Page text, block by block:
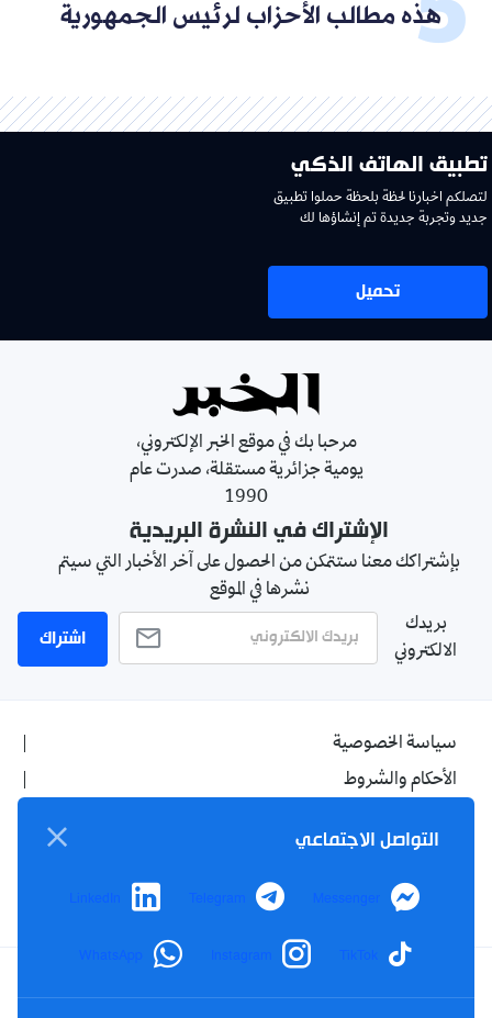
هذه مطالب الأحزاب لرئيس الجمهورية
تطبيق الهاتف الذكي
لتصلكم اخبارنا لحظة بلحظة حملوا تطبيق
جديد وتجربة جديدة تم إنشاؤها لك
تحميل
مرحبا بك في موقع الخبر الإلكتروني،
يومية جزائرية مستقلة، صدرت عام
1990
الإشتراك في النشرة البريدية
بإشتراكك معنا ستتمكن من الحصول على آخر الأخبار التي سيتم
نشرها في الموقع
بريدك
الالكتروني
اشتراك
سياسة الخصوصية
الأحكام والشروط
اتصل بنا
من نحن
Facebook
YouTube
TikTok
Twitter
التواصل الاجتماعي
Messenger
Telegram
LinkedIn
TikTok
Instagram
WhatsApp